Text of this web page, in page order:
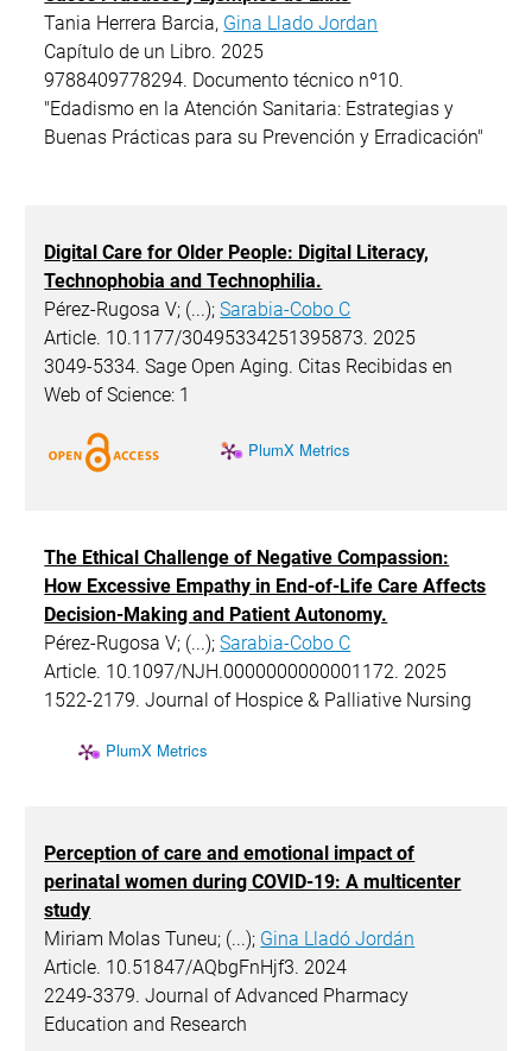
Tania Herrera Barcia, Gina Llado Jordan
Capítulo de un Libro. 2025
9788409778294. Documento técnico nº10.
"Edadismo en la Atención Sanitaria: Estrategias y
Buenas Prácticas para su Prevención y Erradicación"
Digital Care for Older People: Digital Literacy,
Technophobia and Technophilia.
Pérez-Rugosa V; (...);Sarabia-Cobo C
Article. 10.1177/30495334251395873. 2025
3049-5334. Sage Open Aging. Citas Recibidas en
Web of Science: 1
PlumX Metrics
The Ethical Challenge of Negative Compassion:
How Excessive Empathy in End-of-Life Care Affects
Decision-Making and Patient Autonomy.
Pérez-Rugosa V; (...);Sarabia-Cobo C
Article. 10.1097/NJH.0000000000001172. 2025
1522-2179. Journal of Hospice & Palliative Nursing
PlumX Metrics
Perception of care and emotional impact of
perinatal women during COVID-19: A multicenter
study
Miriam Molas Tuneu; (...); Gina Lladó Jordán
Article. 10.51847/AQbgFnHjf3. 2024
2249-3379. Journal of Advanced Pharmacy
Education and Research